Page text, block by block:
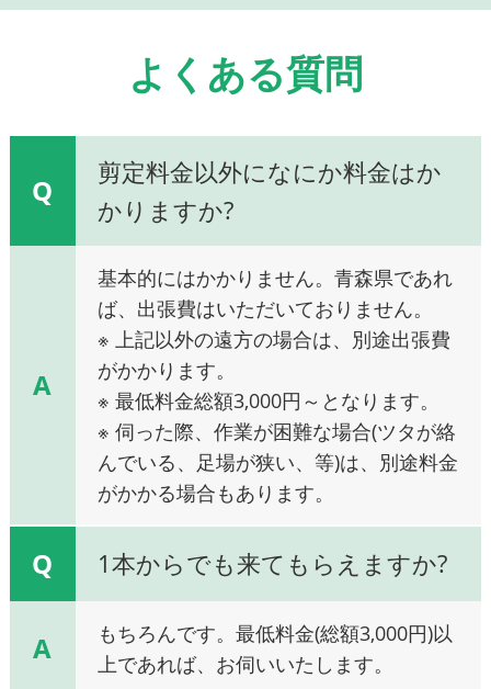
よくある質問
Q
剪定料金以外になにか料金はか
かりますか?
A
基本的にはかかりません。青森県であれ
ば、出張費はいただいておりません。
※ 上記以外の遠方の場合は、別途出張費
がかかります。
※ 最低料金総額3,000円～となります。
※ 伺った際、作業が困難な場合(ツタが絡
んでいる、足場が狭い、等)は、別途料金
がかかる場合もあります。
Q 1本からでも来てもらえますか?
A
もちろんです。最低料金(総額3,000円)以
上であれば、お伺いいたします。